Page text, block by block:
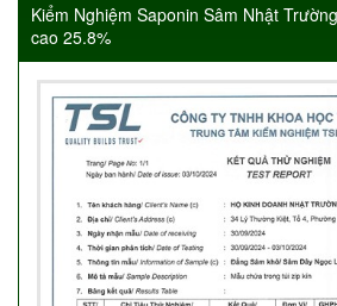
Kiểm Nghiệm Saponin Sâm Nhật
cao 25.8%